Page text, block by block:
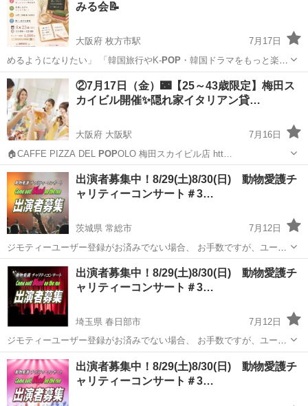
みる会📝
大阪府 枚方市駅
7月17日
めるようになりたい」 「韓国旅行やK-POP ・韓国ドラマをもっと楽し
みたい」 そ…
大阪 枚方市 枚方市駅 その他
②7月17日（金）🌃【25～43歳限定】梅田ス
カイビル開催✨隠れ家イタリアン貸…
大阪府 大阪駅
7月16日
🏠CAFFE PIZZA DEL
POP OLO 梅田スカイビル店 htt…
大阪 大阪市 大阪駅 その他 梅田スカイビル
出演者募集中！8/29(土)8/30(日) 動物愛護チ
ャリティーコンサート＃3…
茨城県 常総市
7月12日
ジモティーユーザー登録がお済みでない場合、 お手数ですが、ユーザ
ー登録をお願い致します。 ※最後まで、お読みいただきますよう、お
願い申し上げます。 殺処分ゼロを目指して! 動物愛護チャリティー
コンサート ...
茨城 常総市 コンサート/ショー 動物愛護
出演者募集中！8/29(土)8/30(日) 動物愛護チ
ャリティーコンサート＃3…
埼玉県 春日部市
7月12日
ジモティーユーザー登録がお済みでない場合、 お手数ですが、ユーザ
ー登録をお願い致します。 ※最後まで、お読みいただきますよう、お
願い申し上げます。 殺処分ゼロを目指して! 動物愛護チャリティー
コンサート ...
埼玉 春日部市 コンサート/ショー
出演者募集中！8/29(土)8/30(日) 動物愛護チ
ャリティーコンサート＃3…